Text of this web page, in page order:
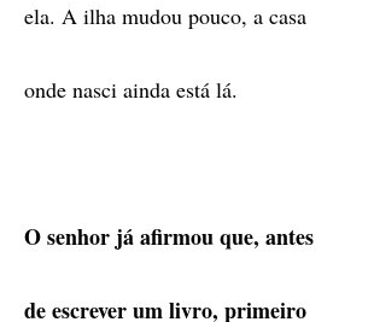
ela. A ilha mudou pouco, a casa
onde nasci ainda está lá.
O senhor já afirmou que, antes
de escrever um livro, primeiro